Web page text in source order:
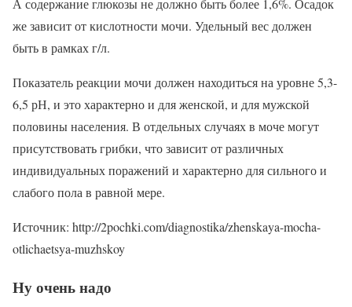
А содержание глюкозы не должно быть более 1,6%. Осадок
же зависит от кислотности мочи. Удельный вес должен
быть в рамках г/л.
Показатель реакции мочи должен находиться на уровне 5,3-
6,5 рН, и это характерно и для женской, и для мужской
половины населения. В отдельных случаях в моче могут
присутствовать грибки, что зависит от различных
индивидуальных поражений и характерно для сильного и
слабого пола в равной мере.
Источник: http://2pochki.com/diagnostika/zhenskaya-mocha-
otlichaetsya-muzhskoy
Ну очень надо